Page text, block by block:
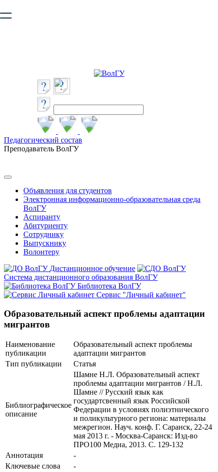
безопасную работу с сайтом. Пожалуйста
Педагогический состав
Преподаватель ВолГУ
Объявления для студентов
Электронная информационно-образовательная среда
ВолГУ
Аспиранту
Абитуриенту
Сотруднику
Выпускнику
Волонтеру
Дистанционное обучение
Система дистанционного образования ВолГУ
Библиотека ВолГУ
Сервис "Личный кабинет"
Образовательный аспект проблемы адаптации
мигрантов
Наименование
публикации
Образовательный аспект проблемы
адаптации мигрантов
Тип публикации
Статья
Библиографическое
описание
Шамне Н.Л. Образовательный аспект
проблемы адаптации мигрантов / Н.Л.
Шамне // Русский язык как
государтсвенный язык Российской
Федерации в условиях полиэтнического
и поликультурного региона: материалы
межрегион. Науч. конф. Г. Саранск, 22-24
мая 2013 г. - Москва-Саранск: Изд-во
ПРО100 Медиа, 2013. С. 129-132
Аннотация
-
Ключевые cлова
-